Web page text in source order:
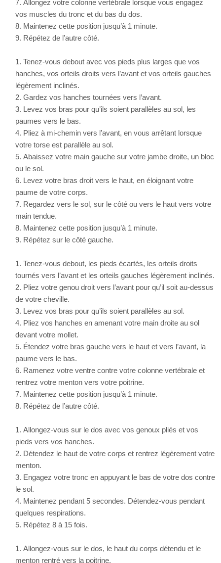
Allongez votre colonne vertébrale lorsque vous engagez
vos muscles du tronc et du bas du dos.
Maintenez cette position jusqu’à 1 minute.
Répétez de l’autre côté.
Tenez-vous debout avec vos pieds plus larges que vos
hanches, vos orteils droits vers l’avant et vos orteils gauches
légèrement inclinés.
Gardez vos hanches tournées vers l’avant.
Levez vos bras pour qu’ils soient parallèles au sol, les
paumes vers le bas.
Pliez à mi-chemin vers l’avant, en vous arrêtant lorsque
votre torse est parallèle au sol.
Abaissez votre main gauche sur votre jambe droite, un bloc
ou le sol.
Levez votre bras droit vers le haut, en éloignant votre
paume de votre corps.
Regardez vers le sol, sur le côté ou vers le haut vers votre
main tendue.
Maintenez cette position jusqu’à 1 minute.
Répétez sur le côté gauche.
Tenez-vous debout, les pieds écartés, les orteils droits
tournés vers l’avant et les orteils gauches légèrement inclinés.
Pliez votre genou droit vers l’avant pour qu’il soit au-dessus
de votre cheville.
Levez vos bras pour qu’ils soient parallèles au sol.
Pliez vos hanches en amenant votre main droite au sol
devant votre mollet.
Étendez votre bras gauche vers le haut et vers l’avant, la
paume vers le bas.
Ramenez votre ventre contre votre colonne vertébrale et
rentrez votre menton vers votre poitrine.
Maintenez cette position jusqu’à 1 minute.
Répétez de l’autre côté.
Allongez-vous sur le dos avec vos genoux pliés et vos
pieds vers vos hanches.
Détendez le haut de votre corps et rentrez légèrement votre
menton.
Engagez votre tronc en appuyant le bas de votre dos contre
le sol.
Maintenez pendant 5 secondes. Détendez-vous pendant
quelques respirations.
Répétez 8 à 15 fois.
Allongez-vous sur le dos, le haut du corps détendu et le
menton rentré vers la poitrine.